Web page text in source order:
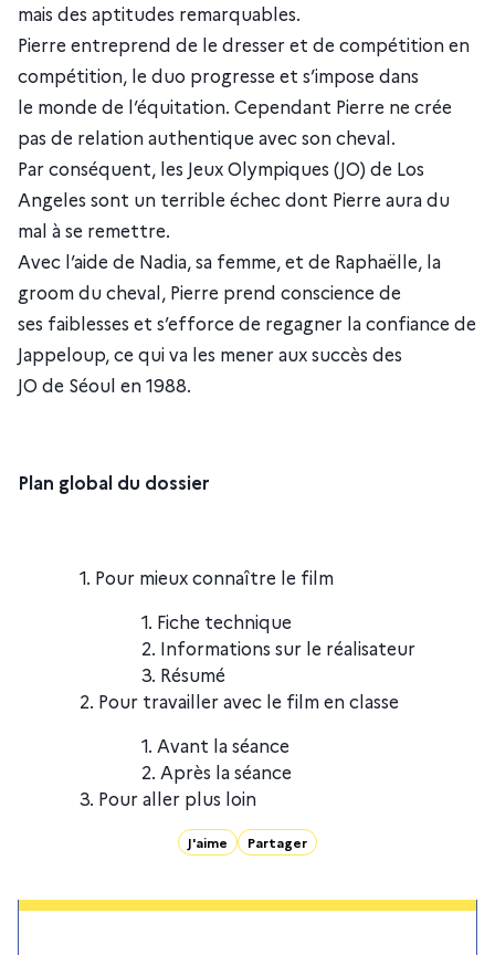
mais des aptitudes remarquables.
Pierre entreprend de le dresser et de compétition en
compétition, le duo progresse et s’impose dans
le monde de l’équitation. Cependant Pierre ne crée
pas de relation authentique avec son cheval.
Par conséquent, les Jeux Olympiques (JO) de Los
Angeles sont un terrible échec dont Pierre aura du
mal à se remettre.
Avec l’aide de Nadia, sa femme, et de Raphaëlle, la
groom du cheval, Pierre prend conscience de
ses faiblesses et s’efforce de regagner la confiance de
Jappeloup, ce qui va les mener aux succès des
JO de Séoul en 1988.
Plan global du dossier
Pour mieux connaître le film
Fiche technique
Informations sur le réalisateur
Résumé
Pour travailler avec le film en classe
Avant la séance
Après la séance
Pour aller plus loin
J'aime Partager